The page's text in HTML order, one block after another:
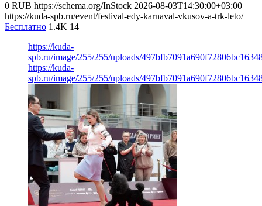
0 RUB https://schema.org/InStock 2026-08-03T14:30:00+03:00
https://kuda-spb.ru/event/festival-edy-karnaval-vkusov-a-trk-leto/
Бесплатно 1.4K 14
https://kuda-
spb.ru/image/255/255/uploads/
https://kuda-
spb.ru/image/255/255/uploads/